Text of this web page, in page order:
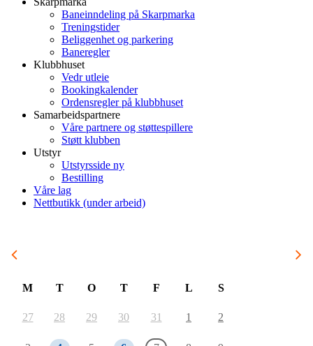
Baneinndeling på Skarpmarka
Treningstider
Beliggenhet og parkering
Baneregler
Klubbhuset
Vedr utleie
Bookingkalender
Ordensregler på klubbhuset
Samarbeidspartnere
Våre partnere og støttespillere
Støtt klubben
Utstyr
Utstyrsside ny
Bestilling
Våre lag
Nettbutikk (under arbeid)
M T O T F L S
27 28 29 30 31 1 2